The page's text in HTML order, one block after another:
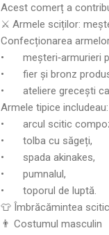
Acest comerț a
⚔️ Armele sciților:
Confecționarea
•
meșteri‑armurieri
•
fier și bronz
•
ateliere grecești
Armele tipice includeau:
•
arcul scitic
•
tolba cu săgeți,
•
spada akinakes,
•
pumnalul,
•
toporul de luptă.
👕 Îmbrăcămintea
👨 Costumul masculin